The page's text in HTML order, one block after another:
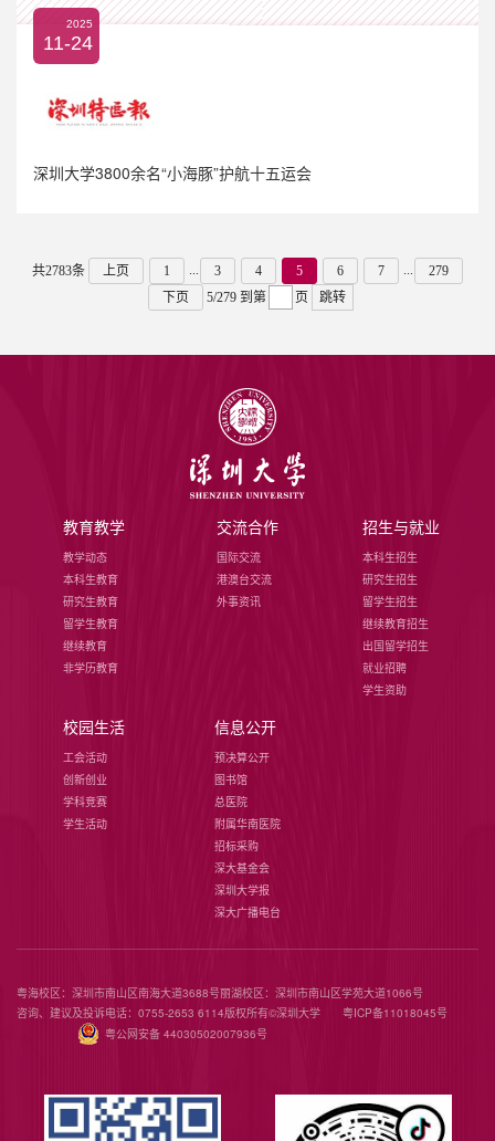
2025
11-24
深圳大学3800余名“小海豚”护航十五运会
共2783条 上页 1 3 4 5 6 7
279
下页
5/279 到第 页 跳转
教育教学
教学动态
本科生教育
研究生教育
留学生教育
继续教育
非学历教育
交流合作
国际交流
港澳台交流
外事资讯
招生与就业
本科生招生
研究生招生
留学生招生
继续教育招生
出国留学招生
就业招聘
学生资助
校园生活
工会活动
创新创业
学科竞赛
学生活动
信息公开
预决算公开
图书馆
总医院
附属华南医院
招标采购
深大基金会
深圳大学报
深大广播电台
粤海校区：深圳市南山区南海大道3688号丽湖校区：深圳市南山区学苑大道1066号
咨询、建议及投诉电话：0755-2653 6114版权所有©️深圳大学 粤ICP备11018045号
粤公网安备 44030502007936号